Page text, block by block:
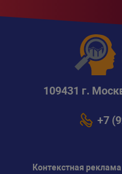
109431 г.
+7
Контекстная реклама